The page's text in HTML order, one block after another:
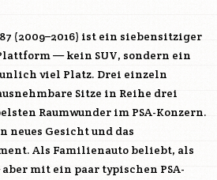
(2009–2016) ist ein siebensitziger
— kein SUV, sondern ein
viel Platz. Drei einzeln
Sitze in Reihe drei
Raumwunder im PSA-Konzern.
neues Gesicht und das
Als Familienauto beliebt, als
mit ein paar typischen PSA-